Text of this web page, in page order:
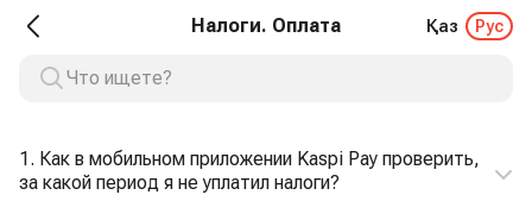
Налоги. Оплата Қаз Рус
1. Как в мобильном приложении Kaspi Pay проверить,
за какой период я не уплатил налоги?